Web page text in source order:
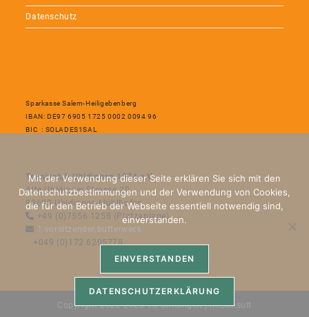
Datenschutz
Sparkasse Salem-Heiligebenberg
IBAN: DE97 6905 1725 0002 0094 96
BIC : SOLADES1SAL
Tennisclub Uhldingen 1974 e.V.
Alte Uhldinger Strasse 20
88690 Uhldingen-Mühlhofen
+49 (0)7556 1258 (Platzanlage)
1.vorsitzender.butterweck
+049 (0)172 6205778
Copyright 2022-2026 TC-Uhldingen | ihlConsult
Mit der Verwendung dieser Seite erklären Sie sich mit den
Datenschutzbestimmungen und der Verwendung von Cookies,
die für den Betrieb der Webseite essentiell notwendig sind,
einverstanden.
EINVERSTANDEN
DATENSCHUTZERKLÄRUNG